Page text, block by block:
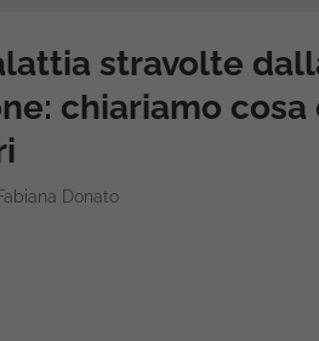
stravolte
chiariamo
Donato